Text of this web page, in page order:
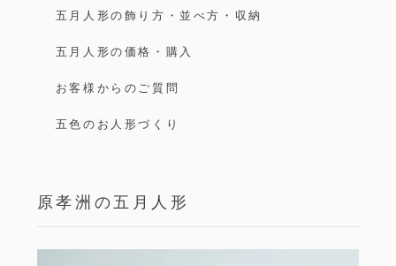
五月人形の飾り方・並べ方・収納
五月人形の価格・購入
お客様からのご質問
五色のお人形づくり
原孝洲の五月人形